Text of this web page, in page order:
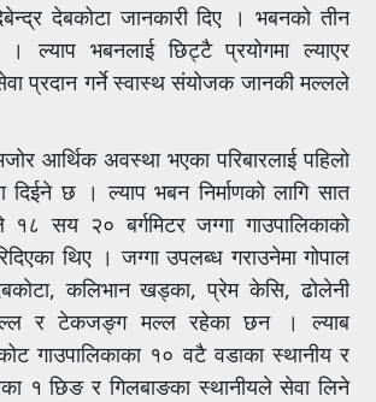
देबकोटा जानकारी दिए । भबनको तीन
ल्याप भबनलाई छिट्टै प्रयोगमा ल्याएर
प्रदान गर्ने स्वास्थ संयोजक जानकी मल्लले
आर्थिक अवस्था भएका परिबारलाई पहिलो
दिईने छ । ल्याप भबन निर्माणको लागि सात
सय २० बर्गमिटर जग्गा गाउपालिकाको
थिए । जग्गा उपलब्ध गराउनेमा गोपाल
कलिभान खड्का, प्रेम केसि, ढोलेनी
र टेकजङ्ग मल्ल रहेका छन । ल्याब
गाउपालिकाका १० वटै वडाका स्थानीय र
१ छिङ र गिलबाङका स्थानीयले सेवा लिने